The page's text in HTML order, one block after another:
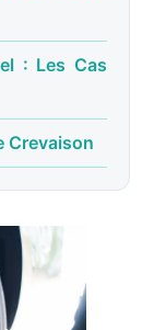
: Les Cas
Crevaison